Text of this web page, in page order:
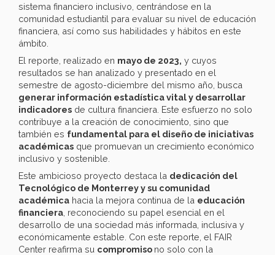
sistema financiero inclusivo, centrándose en la
comunidad estudiantil para evaluar su nivel de educación
financiera, así como sus habilidades y hábitos en este
ámbito.
El reporte, realizado en mayo de 2023, y cuyos
resultados se han analizado y presentado en el
semestre de agosto-diciembre del mismo año, busca
generar información estadística vital y desarrollar
indicadores de cultura financiera. Este esfuerzo no solo
contribuye a la creación de conocimiento, sino que
también es fundamental para el diseño de iniciativas
académicas que promuevan un crecimiento económico
inclusivo y sostenible.
Este ambicioso proyecto destaca la dedicación del
Tecnológico de Monterrey y su comunidad
académica hacia la mejora continua de la educación
financiera , reconociendo su papel esencial en el
desarrollo de una sociedad más informada, inclusiva y
económicamente estable. Con este reporte, el FAIR
Center reafirma su compromiso no solo con la